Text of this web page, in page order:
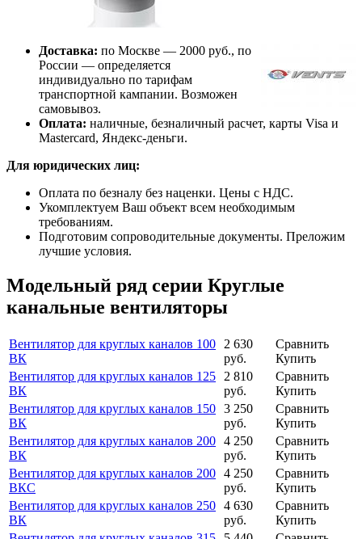
Доставка: по Москве — 2000 руб., по
России — определяется
индивидуально по тарифам
транспортной кампании. Возможен
самовывоз.
Оплата: наличные, безналичный расчет, карты Visa и
Mastercard, Яндекс-деньги.
Для юридических лиц:
Оплата по безналу без наценки. Цены с НДС.
Укомплектуем Ваш объект всем необходимым
требованиям.
Подготовим сопроводительные документы. Преложим
лучшие условия.
Модельный ряд серии Круглые
канальные вентиляторы
Вентилятор для круглых каналов 100
ВК
2 630
руб.
Сравнить
Купить
Вентилятор для круглых каналов 125
ВК
2 810
руб.
Сравнить
Купить
Вентилятор для круглых каналов 150
ВК
3 250
руб.
Сравнить
Купить
Вентилятор для круглых каналов 200
ВК
4 250
руб.
Сравнить
Купить
Вентилятор для круглых каналов 200
ВКС
4 250
руб.
Сравнить
Купить
Вентилятор для круглых каналов 250
ВК
4 630
руб.
Сравнить
Купить